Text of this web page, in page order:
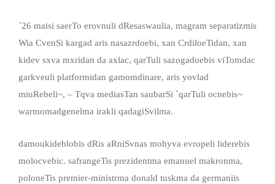
`26 maisi saerTo erovnuli dResaswaulia, magram separatizmis
Wia CvenSi kargad aris nasazrdoebi, xan CrdiloeTidan, xan
kidev sxva mxridan da axlac, qarTuli sazogadoebis viTomdac
garkveuli platformidan gamomdinare, aris yovlad
miuRebeli~, – Tqva mediasTan saubarSi `qarTuli ocnebis~
warmomadgenelma irakli qadagiSvilma.
damoukideblobis dRis aRniSvnas mohyva evropeli liderebis
molocvebic. safrangeTis prezidentma emanuel makronma,
poloneTis premier-ministrma donald tuskma da germaniis